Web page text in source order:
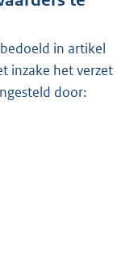
in artikel
inzake het verzet
door: